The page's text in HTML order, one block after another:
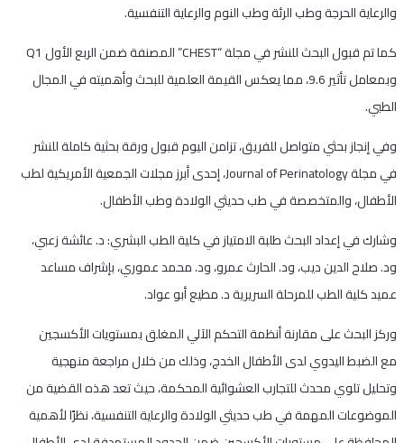
والرعاية الحرجة وطب الرئة وطب النوم والرعاية التنفسية.
كما تم قبول البحث للنشر في مجلة “CHEST” المصنفة ضمن الربع الأول Q1
وبمعامل تأثير 9.6، مما يعكس القيمة العلمية للبحث وأهميته في المجال
الطبي.
وفي إنجاز بحثي متواصل للفريق، تزامن اليوم قبول ورقة بحثية كاملة للنشر
في مجلة Journal of Perinatology، إحدى أبرز مجلات الجمعية الأمريكية لطب
الأطفال، والمتخصصة في طب حديثي الولادة وطب الأطفال.
وشارك في إعداد البحث طلبة الامتياز في كلية الطب البشري: د. عائشة زعبي،
ود. صلاح الدين ديب، ود. الحارث عمرو، ود. محمد عموري، بإشراف مساعد
عميد كلية الطب للمرحلة السريرية د. مطيع أبو عواد.
وركز البحث على مقارنة أنظمة التحكم الآلي المغلق بمستويات الأكسجين
مع الضبط اليدوي لدى الأطفال الخدج، وذلك من خلال مراجعة منهجية
وتحليل تلوي محدث للتجارب العشوائية المحكمة، حيث تعد هذه القضية من
الموضوعات المهمة في طب حديثي الولادة والرعاية التنفسية، نظرًا لأهمية